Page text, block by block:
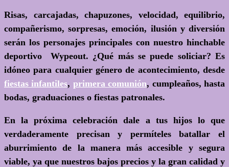
Risas, carcajadas, chapuzones, velocidad, equilibrio,
compañerismo, sorpresas, emoción, ilusión y diversión
serán los personajes principales con nuestro hinchable
deportivo Wypeout. ¿Qué más se puede soliciar? Es
idóneo para cualquier género de acontecimiento, desde
fiestas infantiles, primera comunión, cumpleaños, hasta
bodas, graduaciones o fiestas patronales.
En la próxima celebración dale a tus hijos lo que
verdaderamente precisan y permíteles batallar el
aburrimiento de la manera más accesible y segura
viable, ya que nuestros bajos precios y la gran calidad y